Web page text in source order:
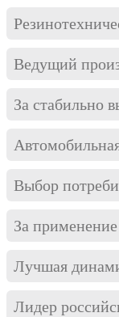
важное
Евгений
За годы
спектр
каждую
потребителям
Ведущий
За стабильно
Выбор
За
Лучшая
Лидер